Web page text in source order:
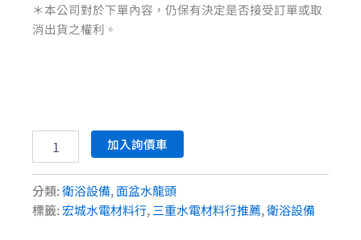
＊本公司對於下單內容，仍保有決定是否接受訂單或取
消出貨之權利。
加入詢價車
分類:衛浴設備,面盆水龍頭
標籤:宏城水電材料行,三重水電材料行推薦,衛浴設備